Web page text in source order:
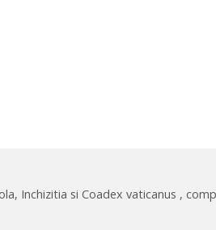
Inchizitia si Coadex vaticanus ,